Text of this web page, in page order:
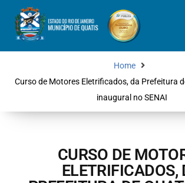
Home
Curso de Motores Eletrificados, da Prefeitura
inaugural no SENAI
CURSO DE
ELETRIFICADOS,